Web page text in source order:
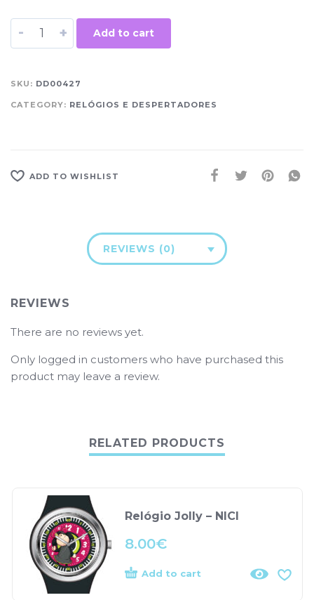
- + Add to cart
SKU: DD00427
CATEGORY: RELÓGIOS E DESPERTADORES
ADD TO WISHLIST
REVIEWS (0)
REVIEWS
There are no reviews yet.
Only logged in customers who have purchased this
product may leave a review.
RELATED PRODUCTS
Relógio Jolly – NICI
8.00€
Add to cart